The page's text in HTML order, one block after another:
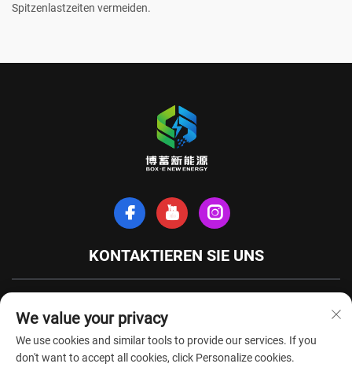
Spitzenlastzeiten vermeiden.
KONTAKTIEREN SIE UNS
[email protected]
We value your privacy
We use cookies and similar tools to provide our services. If you
don't want to accept all cookies, click Personalize cookies.